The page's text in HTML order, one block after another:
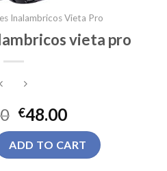
Inalambricos Vieta Pro
vieta pro
€48.00
vieta pro quantity
ADD TO CART